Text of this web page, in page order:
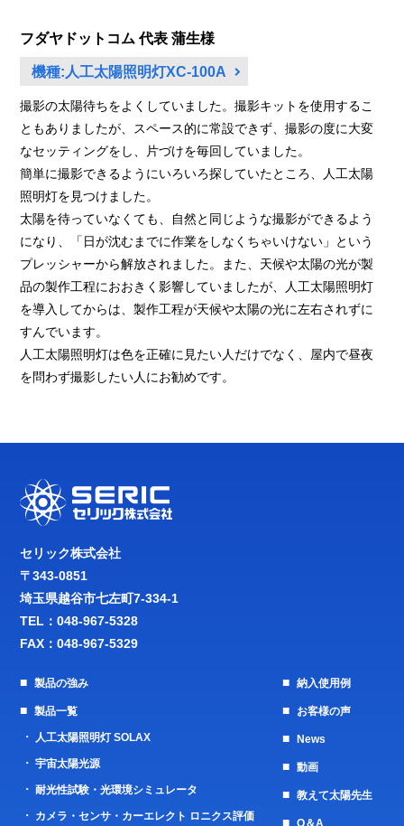
フダヤドットコム 代表 蒲生様
機種: 人工太陽照明灯XC-100A
撮影の太陽待ちをよくしていました。撮影キットを使用するこ
ともありましたが、スペース的に常設できず、撮影の度に大変
なセッティングをし、片づけを毎回していました。
簡単に撮影できるようにいろいろ探していたところ、人工太陽
照明灯を見つけました。
太陽を待っていなくても、自然と同じような撮影ができるよう
になり、「日が沈むまでに作業をしなくちゃいけない」という
プレッシャーから解放されました。また、天候や太陽の光が製
品の製作工程におおきく影響していましたが、人工太陽照明灯
を導入してからは、製作工程が天候や太陽の光に左右されずに
すんでいます。
人工太陽照明灯は色を正確に見たい人だけでなく、屋内で昼夜
を問わず撮影したい人にお勧めです。
セリック株式会社
〒343-0851
埼玉県越谷市七左町7-334-1
TEL：048-967-5328
FAX：048-967-5329
製品の強み
製品一覧
人工太陽照明灯 SOLAX
宇宙太陽光源
耐光性試験・光環境シミュレータ
カメラ・センサ・カーエレクト ロニクス評価
納入使用例
お客様の声
News
動画
教えて太陽先生
Q＆A